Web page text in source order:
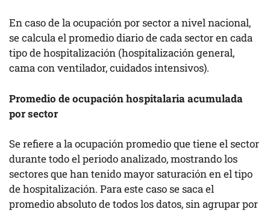
En caso de la ocupación por sector a nivel nacional,
se calcula el promedio diario de cada sector en cada
tipo de hospitalización (hospitalización general,
cama con ventilador, cuidados intensivos).
Promedio de ocupación hospitalaria acumulada
por sector
Se refiere a la ocupación promedio que tiene el sector
durante todo el periodo analizado, mostrando los
sectores que han tenido mayor saturación en el tipo
de hospitalización. Para este caso se saca el
promedio absoluto de todos los datos, sin agrupar por